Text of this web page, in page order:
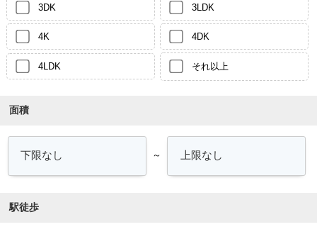
3DK 3LDK
4K 4DK
4LDK それ以上
面積
～
駅徒歩